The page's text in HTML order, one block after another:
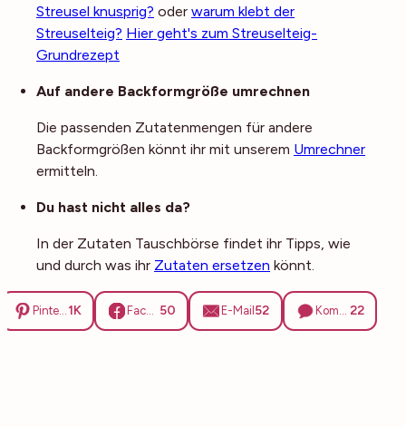
Streusel knusprig? oder warum klebt der
Streuselteig? Hier geht's zum Streuselteig-
Grundrezept
Auf andere Backformgröße umrechnen
Die passenden Zutatenmengen für andere
Backformgrößen könnt ihr mit unserem Umrechner
ermitteln.
Du hast nicht alles da?
In der Zutaten Tauschbörse findet ihr Tipps, wie
und durch was ihr Zutaten ersetzen könnt.
1K 50 E-Mail52 22